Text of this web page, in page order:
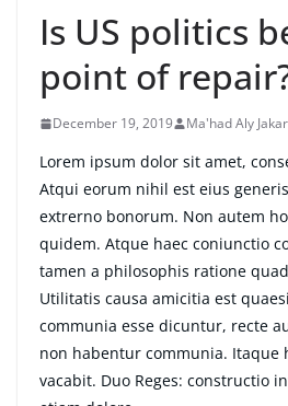
Is US politics
point of
December 19, 2019 Ma'had Aly
Lorem ipsum dolor sit amet,
Atqui eorum nihil est eius
extrerno bonorum. Non autem
quidem. Atque haec coniunctio
tamen a philosophis ratione
Utilitatis causa amicitia est
communia esse dicuntur, recte
non habentur communia. Itaque
vacabit. Duo Reges: constructio